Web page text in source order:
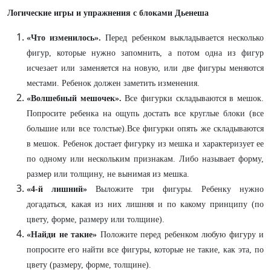
Логические игры и упражнения с блоками Дьенеша
«Что изменилось». Перед ребенком выкладывается несколько
фигур, которые нужно запомнить, а потом одна из фигур
исчезает или заменяется на новую, или две фигуры меняются
местами. Ребенок должен заметить изменения.
«Волшебный мешочек». Все фигурки складываются в мешок.
Попросите ребенка на ощупь достать все круглые блоки (все
большие или все толстые).Все фигурки опять же складываются
в мешок. Ребенок достает фигурку из мешка и характеризует ее
по одному или нескольким признакам. Либо называет форму,
размер или толщину, не вынимая из мешка.
«4-й лишний» Выложите три фигуры. Ребенку нужно
догадаться, какая из них лишняя и по какому принципу (по
цвету, форме, размеру или толщине).
«Найди не такие» Положите перед ребенком любую фигуру и
попросите его найти все фигуры, которые не такие, как эта, по
цвету (размеру, форме, толщине).